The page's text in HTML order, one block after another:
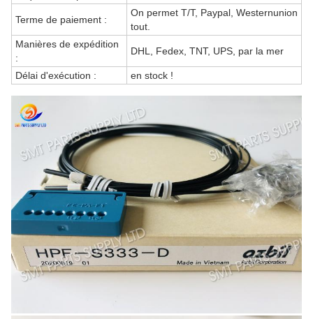
Terme de paiement :
On permet T/T, Paypal, Westernunion
tout.
Manières de expédition
:
DHL, Fedex, TNT, UPS, par la mer
Délai d'exécution : en stock !